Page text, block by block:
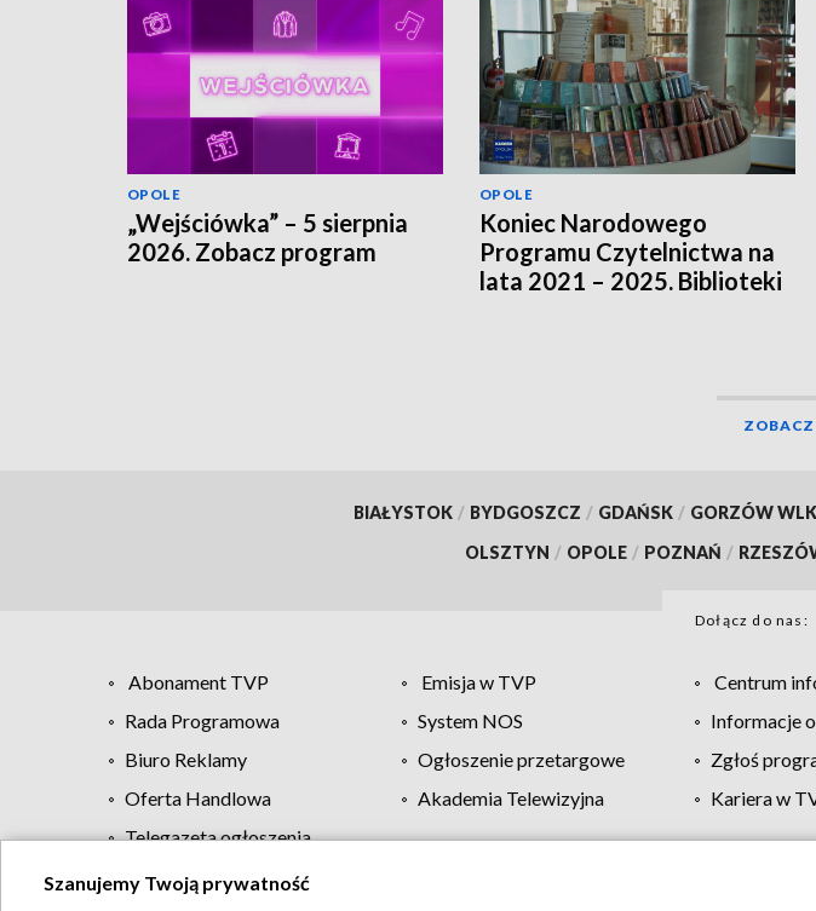
OPOLE
„Wejściówka” – 5 sierpnia
2026. Zobacz program
OPOLE
Koniec Narodowego
Programu Czytelnictwa na
lata 2021 – 2025. Biblioteki
ZOBACZ
BIAŁYSTOK / BYDGOSZCZ / GDAŃSK / GORZÓW
OLSZTYN / OPOLE / POZNAŃ /
Dołącz do nas:
Abonament TVP Emisja w TVP Centrum
Rada Programowa
System NOS Informacje
Biuro Reklamy
Ogłoszenie przetargowe Zgłoś
Oferta Handlowa
Akademia Telewizyjna Kariera w
Telegazeta ogłoszenia
Szanujemy Twoją prywatność